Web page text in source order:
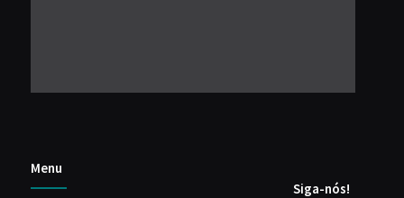
Menu
Siga-nós!